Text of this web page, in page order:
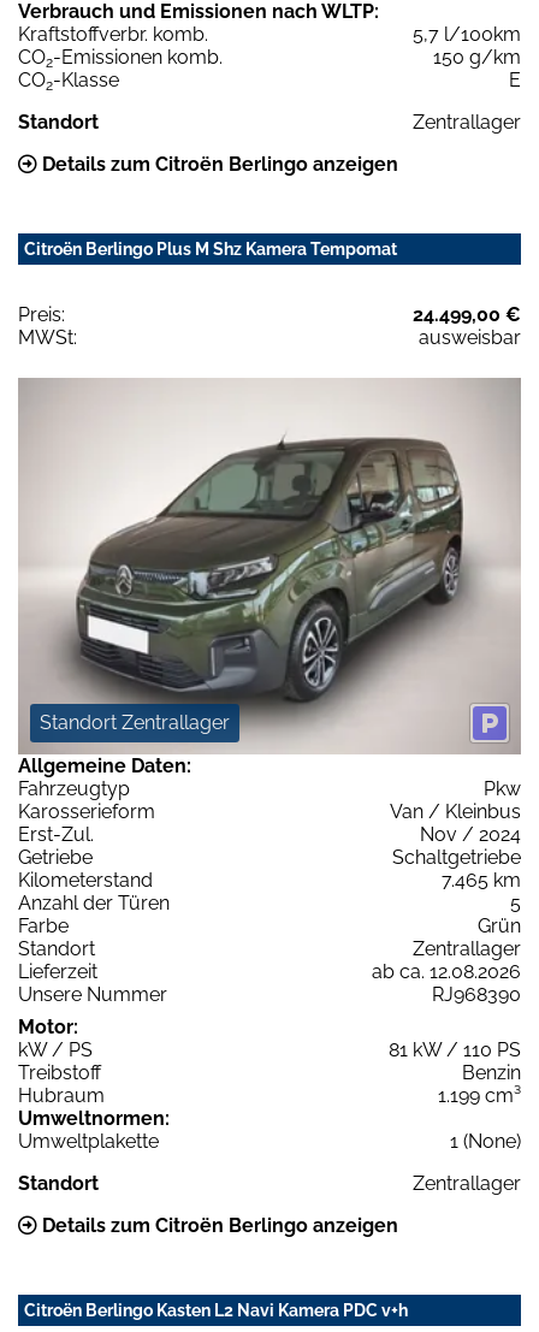
Verbrauch und Emissionen nach WLTP:
Kraftstoffverbr. komb.
5,7 l/100km
CO2-Emissionen komb.
150 g/km
CO2-Klasse
E
Standort
Zentrallager
Details zum Citroën Berlingo anzeigen
Citroën Berlingo Plus M Shz Kamera Tempomat
Preis:
24.499,00 €
MWSt:
ausweisbar
Standort Zentrallager
Allgemeine Daten:
Fahrzeugtyp
Pkw
Karosserieform
Van / Kleinbus
Erst-Zul.
Nov / 2024
Getriebe
Schaltgetriebe
Kilometerstand
7.465 km
Anzahl der Türen
5
Farbe
Grün
Standort
Zentrallager
Lieferzeit
ab ca. 12.08.2026
Unsere Nummer
RJ968390
Motor:
kW / PS
81 kW / 110 PS
Treibstoff
Benzin
Hubraum
1.199 cm³
Umweltnormen:
Umweltplakette
1 (None)
Standort
Zentrallager
Details zum Citroën Berlingo anzeigen
Citroën Berlingo Kasten L2 Navi Kamera PDC v+h